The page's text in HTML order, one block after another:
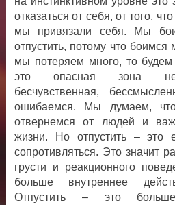
отказаться от себя, от того,
мы привязали себя. Мы
отпустить, потому что боимся
мы потеряем много, то будем
это опасная зона
бесчувственная,
ошибаемся. Мы думаем,
отвернемся от людей и
жизни. Но отпустить – это
сопротивляться. Это значит
грусти и реакционного
больше внутреннее
Отпустить – это